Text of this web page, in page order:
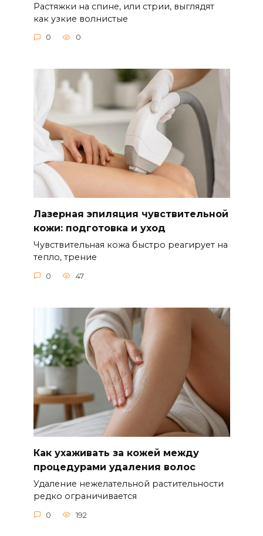
Растяжки на спине, или стрии, выглядят
как узкие волнистые
0 0
Лазерная эпиляция чувствительной
кожи: подготовка и уход
Чувствительная кожа быстро реагирует на
тепло, трение
0 47
Как ухаживать за кожей между
процедурами удаления волос
Удаление нежелательной растительности
редко ограничивается
0 192